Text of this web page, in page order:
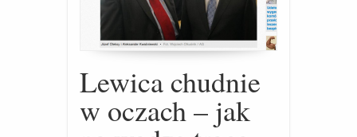
Lewica chudnie
w oczach – jak